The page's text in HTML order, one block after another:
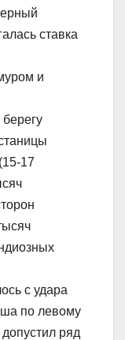
ставка
и
17
с удара
по левому
ряд